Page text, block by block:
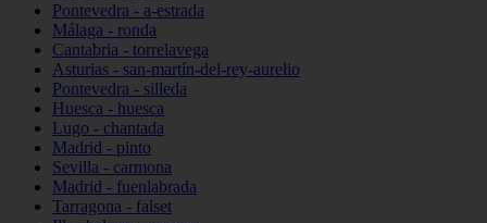
Pontevedra - a-estrada
Málaga - ronda
Cantabria - torrelavega
Asturias - san-martín-del-rey-aurelio
Pontevedra - silleda
Huesca - huesca
Lugo - chantada
Madrid - pinto
Sevilla - carmona
Madrid - fuenlabrada
Tarragona - falset